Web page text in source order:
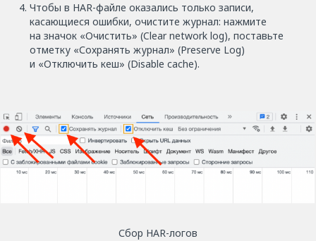
Чтобы в HAR-файле оказались только записи,
касающиеся ошибки, очистите журнал: нажмите
на значок «Очистить» (Clear network log), поставьте
отметку «Сохранять журнал» (Preserve Log)
и «Отключить кеш» (Disable cache).
Сбор HAR-логов